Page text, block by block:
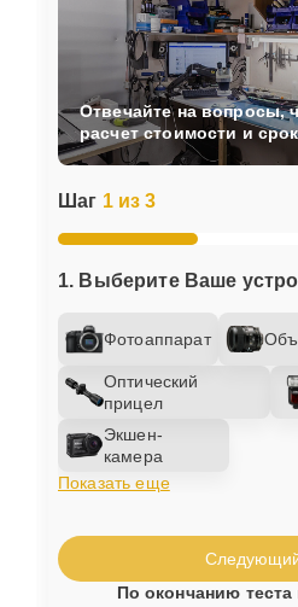
Шаг 1 из 3
1. Выберите Ваше
Фотоаппарат
Оптический
прицел
Экшен-
камера
Показать еще
Отвечайте на вопросы,
расчет стоимости и
По окончанию